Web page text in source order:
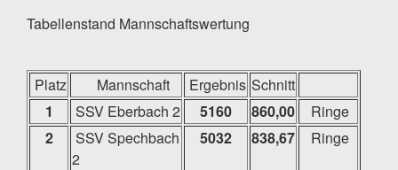
Tabellenstand Mannschaftswertung
Platz Mannschaft Ergebnis Schnitt
1
SSV Eberbach 2 5160 860,00
Ringe
2
SSV Spechbach
2
5032 838,67 Ringe